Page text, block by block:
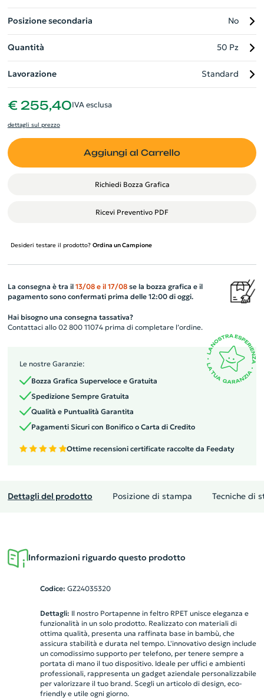
Posizione secondaria No
Quantità 50 Pz
Lavorazione Standard
€ 255,40IVA esclusa
dettagli sul prezzo
Aggiungi al Carrello
Richiedi Bozza Grafica
Ricevi Preventivo PDF
Desideri testare il prodotto? Ordina un Campione
La consegna è tra il 13/08 e il 17/08se la bozza grafica e il
pagamento sono confermati prima delle 12:00 di oggi.
Hai bisogno una consegna tassativa?
Contattaci allo 02 800 11074 prima di completare l’ordine.
Le nostre Garanzie:
Bozza Grafica Superveloce e Gratuita
Spedizione Sempre Gratuita
Qualità e Puntualità Garantita
Pagamenti Sicuri con Bonifico o Carta di Credito
Ottime recensioni certificate raccolte da Feedaty
Dettagli del prodotto Posizione di stampa Tecniche di
Informazioni riguardo questo prodotto
Codice: GZ24035320
Dettagli: Il nostro Portapenne in feltro RPET unisce eleganza e
funzionalità in un solo prodotto. Realizzato con materiali di
ottima qualità, presenta una raffinata base in bambù, che
assicura stabilità e durata nel tempo. L'innovativo design include
un comodissimo supporto per telefono, per tenere sempre a
portata di mano il tuo dispositivo. Ideale per uffici e ambienti
professionali, rappresenta un gadget aziendale personalizzabile
per valorizzare il tuo brand. Scegli un articolo di design, eco-
friendly e utile ogni giorno.